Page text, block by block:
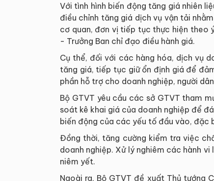
Với tình hình biến động tăng giá nhiên
điều chỉnh tăng giá dịch vụ vận tải
cơ quan, đơn vị tiếp tục thực hiện theo
- Trưởng Ban chỉ đạo điều hành giá.
Cụ thể, đối với các hàng hóa, dịch vụ
tăng giá, tiếp tục giữ ổn định giá để
phần hỗ trợ cho doanh nghiệp, người
Bộ GTVT yêu cầu các sở GTVT tham
soát kê khai giá của doanh nghiệp để
biến động của các yếu tố đầu vào, đặc
Đồng thời, tăng cường kiểm tra việc
doanh nghiệp. Xử lý nghiêm các hành
niêm yết.
Ngoài ra, Bộ GTVT đề xuất Thủ tướng